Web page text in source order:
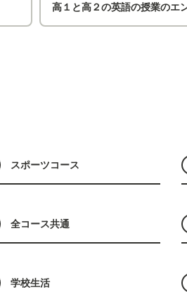
高１と高２の英語の授業のエ
スポーツコース
全コース共通
学校生活